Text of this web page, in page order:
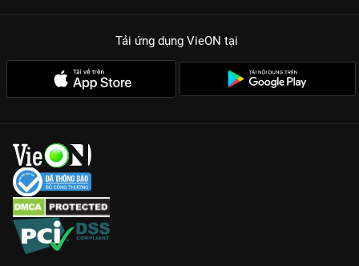
Tải ứng dụng VieON tại